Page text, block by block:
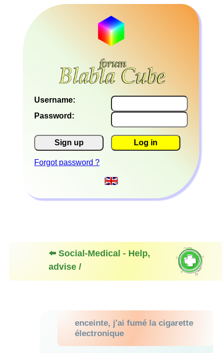
Username:
Password:
Sign up Log in
Forgot password ?
⬅️ Social-Medical - Help,
advise /
enceinte, j'ai fumé la cigarette
électronique